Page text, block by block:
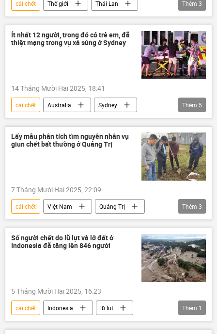
cái chết Thế giới
Thái Lan
đường sắt
thiệt mạng Bangkok
Thêm 3
Ít nhất 12 người, trong đó có trẻ em, đã
thiệt mạng trong vụ xả súng ở Sydney
14 Tháng Mười Hai 2025, 18:41
cái chết Australia
Sydney
thông tin
Thế giới
bị thương
Trẻ em
vụ khủng bố
Thêm 5
Lấy mẫu phân tích tìm nguyên nhân vụ
giun chết bất thường ở Quảng Trị
7 Tháng Mười Hai 2025, 22:09
cái chết Việt Nam
Quảng Trị
thông tin
giun
Bộ Nông nghiệp Việt Nam
Thêm 3
Số người chết do lũ lụt và lở đất ở
Indonesia đã tăng lên 846 người
5 Tháng Mười Hai 2025, 16:23
cái chết Indonesia
lũ lụt
Thế giới
Thêm 1